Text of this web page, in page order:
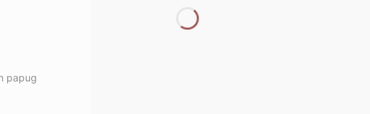
papug